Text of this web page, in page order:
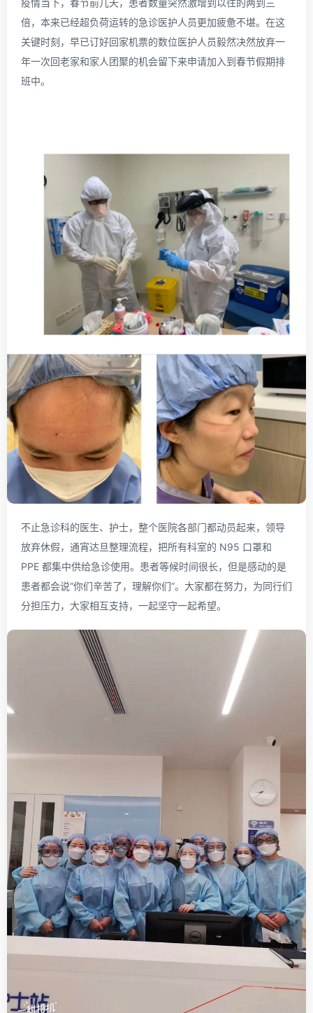
倍，本来已经超负荷运转的急诊医护人员更加疲惫不堪。在这
关键时刻，早已订好回家机票的数位医护人员毅然决然放弃一
年一次回老家和家人团聚的机会留下来申请加入到春节假期排
班中。
不止急诊科的医生、护士，整个医院各部门都动员起来，领导
放弃休假，通宵达旦整理流程，把所有科室的 N95 口罩和
PPE 都集中供给急诊使用。患者等候时间很长，但是感动的是
患者都会说“你们辛苦了，理解你们”。大家都在努力，为同行们
分担压力，大家相互支持，一起坚守一起希望。